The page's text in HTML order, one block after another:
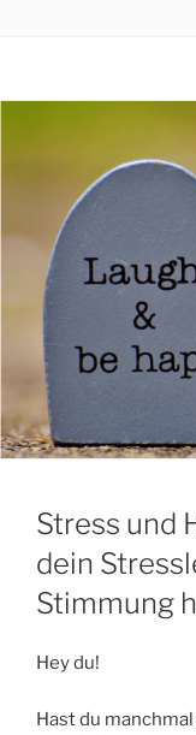
Stress und
dein
Stimmung
Hey du!
Hast du